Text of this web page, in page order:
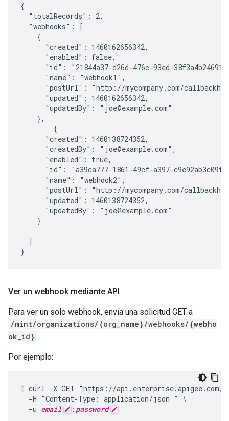
{
  "totalRecords": 2,
  "webhooks": [
    {
      "created": 1460162656342,
      "enabled": false,
"id": "21844a37-d26d-476c-93ed-
      "name": "webhook1",
"postUrl": "http://mycompany.com/
      "updated": 1460162656342,
      "updatedBy": "joe@example.com"
    },
        {
      "created": 1460138724352,
      "createdBy": "joe@example.com",
      "enabled": true,
"id": "a39ca777-1861-49cf-a397-
      "name": "webhook2",
"postUrl": "http://mycompany.com/
      "updated": 1460138724352,
      "updatedBy": "joe@example.com"
    }
  ]
Ver un webhook mediante API
Para ver un solo webhook, envía una solicitud GET a
/mint/organizations/{org_name}/webhooks/{webho
ok_id}
Por ejemplo:
curl -X GET "https://api.enterprise.apigee.com/v1/
  -H "Content-Type: application/json " \
  -u
email : password